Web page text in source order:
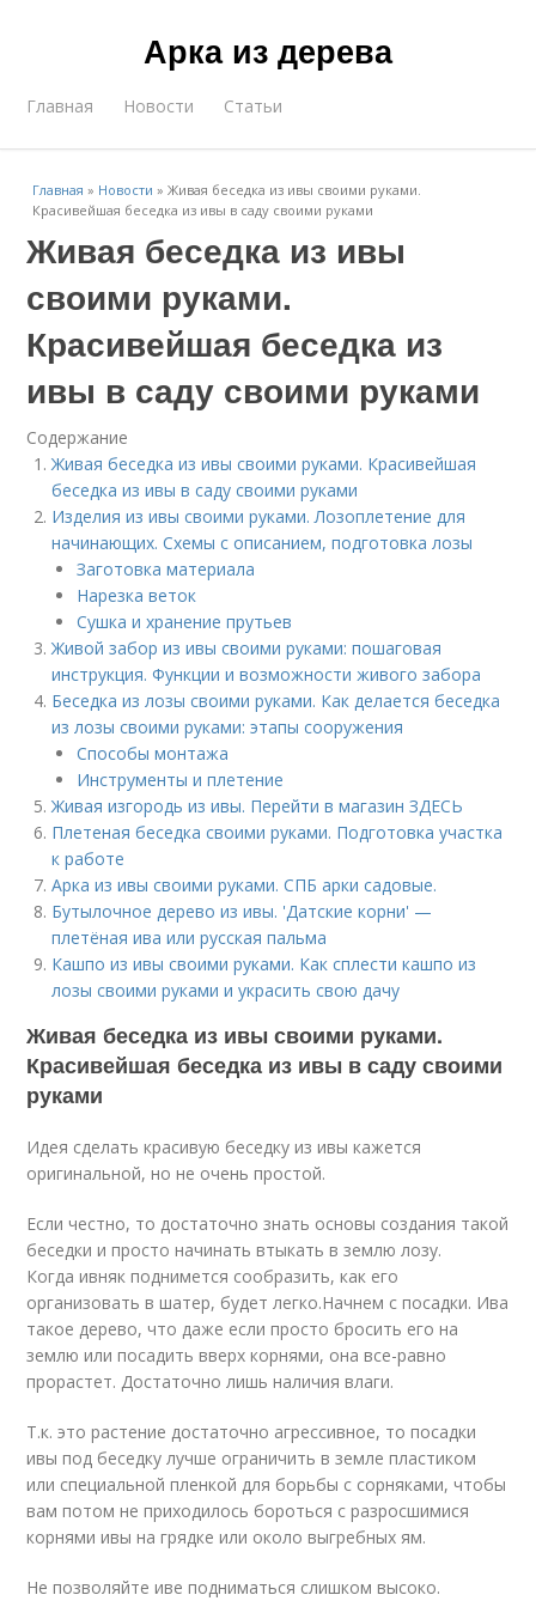
Арка из дерева
Главная Новости Статьи
Главная » Новости »Живая беседка из ивы своими руками.
Красивейшая беседка из ивы в саду своими руками
Живая беседка из ивы
своими руками.
Красивейшая беседка из
ивы в саду своими руками
Содержание
Живая беседка из ивы своими руками. Красивейшая
беседка из ивы в саду своими руками
Изделия из ивы своими руками. Лозоплетение для
начинающих. Схемы с описанием, подготовка лозы
Заготовка материала
Нарезка веток
Сушка и хранение прутьев
Живой забор из ивы своими руками: пошаговая
инструкция. Функции и возможности живого забора
Беседка из лозы своими руками. Как делается беседка
из лозы своими руками: этапы сооружения
Способы монтажа
Инструменты и плетение
Живая изгородь из ивы. Перейти в магазин ЗДЕСЬ
Плетеная беседка своими руками. Подготовка участка
к работе
Арка из ивы своими руками. СПБ арки садовые.
Бутылочное дерево из ивы. 'Датские корни' —
плетёная ива или русская пальма
Кашпо из ивы своими руками. Как сплести кашпо из
лозы своими руками и украсить свою дачу
Живая беседка из ивы своими руками.
Красивейшая беседка из ивы в саду своими
руками
Идея сделать красивую беседку из ивы кажется
оригинальной, но не очень простой.
Если честно, то достаточно знать основы создания такой
беседки и просто начинать втыкать в землю лозу.
Когда ивняк поднимется сообразить, как его
организовать в шатер, будет легко.Начнем с посадки. Ива
такое дерево, что даже если просто бросить его на
землю или посадить вверх корнями, она все-равно
прорастет. Достаточно лишь наличия влаги.
Т.к. это растение достаточно агрессивное, то посадки
ивы под беседку лучше ограничить в земле пластиком
или специальной пленкой для борьбы с сорняками, чтобы
вам потом не приходилось бороться с разросшимися
корнями ивы на грядке или около выгребных ям.
Не позволяйте иве подниматься слишком высоко.